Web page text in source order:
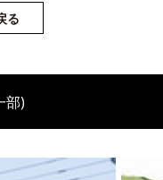
る
部)